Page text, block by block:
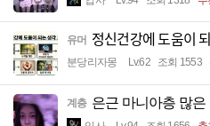
유머 정신건강에 도움이
분당리자몽 Lv.62 조회 1553
계층 은근 마니아층 많은